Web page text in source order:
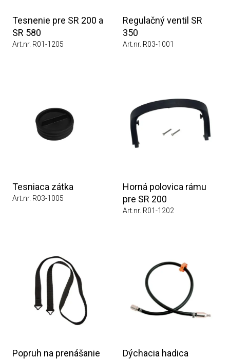
Tesnenie pre SR 200 a
SR 580
Art.nr. R01-1205
Regulačný ventil SR
350
Art.nr. R03-1001
Tesniaca zátka
Art.nr. R03-1005
Horná polovica rámu
pre SR 200
Art.nr. R01-1202
Popruh na prenášanie
Dýchacia hadica